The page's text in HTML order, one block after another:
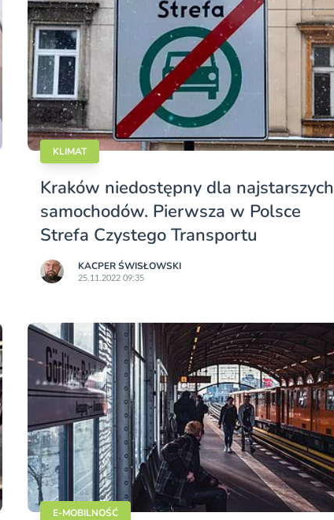
KLIMAT
Kraków niedostępny dla najstarszych
samochodów. Pierwsza w Polsce
Strefa Czystego Transportu
KACPER ŚWISŁO­WSKI
25.11.2022 09:35
E-MOBILNOŚĆ